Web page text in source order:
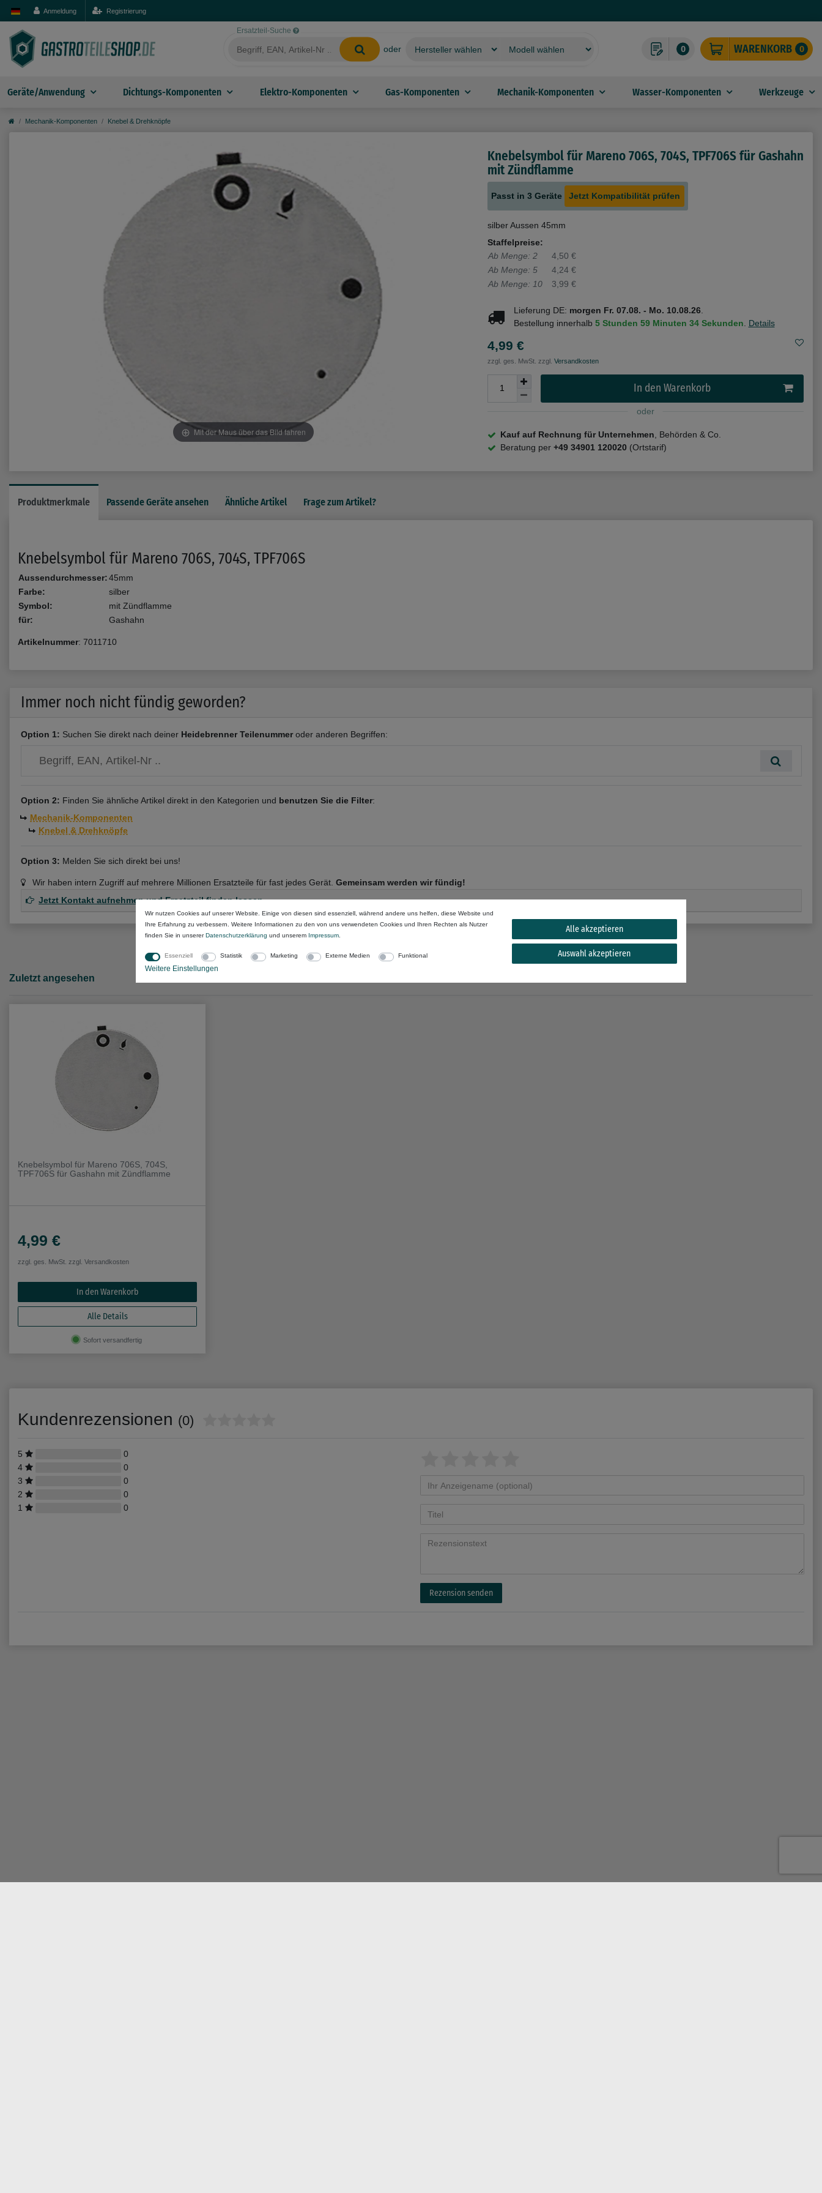
Anmeldung Registrierung
Ersatzteil-Suche
oder 0 WARENKORB 0
Geräte/Anwendung Dichtungs-Komponenten Elektro-Komponenten Gas-Komponenten Mechanik-Komponenten Wasser-Komponenten Werkzeuge
Mechanik-Komponenten Knebel & Drehknöpfe
Mit der Maus über das Bild fahren
Knebelsymbol für Mareno 706S, 704S, TPF706S für Gashahn
mit Zündflamme
Passt in 3 Geräte Jetzt Kompatibilität prüfen
silber Aussen 45mm
Staffelpreise:
Ab Menge: 2
4,50 €
Ab Menge: 5
4,24 €
Ab Menge: 10
3,99 €
Lieferung DE: morgen Fr. 07.08. - Mo. 10.08.26.
Bestellung innerhalb 5 Stunden 59 Minuten 34 Sekunden. Details
4,99 €
zzgl. ges. MwSt. zzgl. Versandkosten
In den Warenkorb
oder
Kauf auf Rechnung für Unternehmen , Behörden & Co.
Beratung per +49 34901 120020 (Ortstarif)
Produktmerkmale Passende Geräte ansehen Ähnliche Artikel Frage zum Artikel?
Knebelsymbol für Mareno 706S, 704S, TPF706S
Aussendurchmesser:45mm
Farbe:
silber
Symbol:
mit Zündflamme
für:
Gashahn
Artikelnummer: 7011710
Immer noch nicht fündig geworden?
Option 1: Suchen Sie direkt nach deiner Heidebrenner Teilenummeroder anderen Begriffen:
Option 2: Finden Sie ähnliche Artikel direkt in den Kategorien und benutzen Sie die Filter:
Mechanik-Komponenten
Knebel & Drehknöpfe
Option 3: Melden Sie sich direkt bei uns!
Wir haben intern Zugriff auf mehrere Millionen Ersatzteile für fast jedes Gerät. Gemeinsam werden wir fündig!
Jetzt Kontakt aufnehmen und Ersatzteil finden lassen
Zuletzt angesehen
Knebelsymbol für Mareno 706S, 704S,
TPF706S für Gashahn mit Zündflamme
4,99 €
zzgl. ges. MwSt. zzgl. Versandkosten
In den Warenkorb
Alle Details
Sofort versandfertig
Kundenrezensionen (0)
5
0
4
0
3
0
2
0
1
0
Rezension senden
Wir nutzen Cookies auf unserer Website. Einige von diesen sind essenziell, während andere uns helfen, diese Website und
Ihre Erfahrung zu verbessern. Weitere Informationen zu den von uns verwendeten Cookies und Ihren Rechten als Nutzer
finden Sie in unsererDaten­schutz­erklärung und unserem Impressum
Essenziell Statistik Marketing Externe Medien Funktional
Weitere Einstellungen
Alle akzeptieren
Auswahl akzeptieren